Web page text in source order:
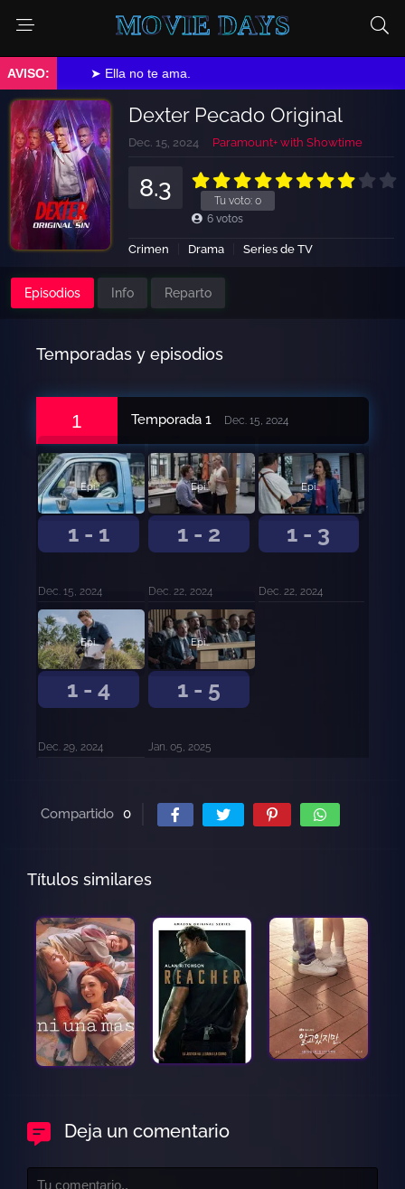
MOVIE DAYS
➤ Ella no te ama.
Dexter Pecado Original
Dec. 15, 2024 Paramount+ with Showtime
Tu voto: 0
8.3
6 votos
Crimen Drama Series de TV
Episodios Info Reparto
Temporadas y episodios
1 Temporada 1 Dec. 15, 2024
1 - 1
Episodio 1
Dec. 15, 2024
1 - 2
Episodio 2
Dec. 22, 2024
1 - 3
Episodio 3
Dec. 22, 2024
1 - 4
Episodio 4
Dec. 29, 2024
1 - 5
Episodio 5
Jan. 05, 2025
Compartido 0
Títulos similares
Deja un comentario